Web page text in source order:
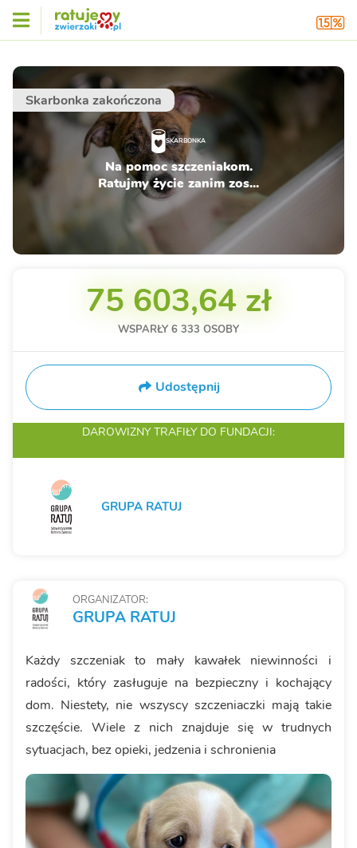
Skarbonka zakończona
SKARBONKA
Na pomoc szczeniakom.
Ratujmy życie zanim zos...
ORGANIZATOR:
GRUPA RATUJ
Każdy szczeniak to mały kawałek niewinności i
radości, który zasługuje na bezpieczny i kochający
dom. Niestety, nie wszyscy szczeniaczki mają takie
szczęście. Wiele z nich znajduje się w trudnych
sytuacjach, bez opieki, jedzenia i schronienia
75 603,64 zł
WSPARŁY 6 333 OSOBY
Udostępnij
DAROWIZNY TRAFIŁY DO FUNDACJI:
GRUPA RATUJ